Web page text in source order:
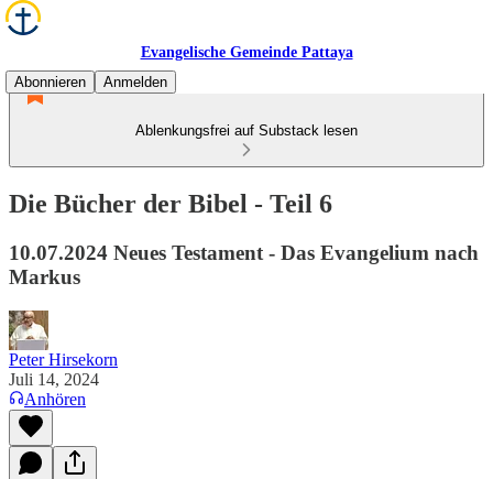
Evangelische Gemeinde Pattaya
Abonnieren
Anmelden
Ablenkungsfrei auf Substack lesen
Die Bücher der Bibel - Teil 6
10.07.2024 Neues Testament - Das Evangelium nach
Markus
Peter Hirsekorn
Juli 14, 2024
Anhören